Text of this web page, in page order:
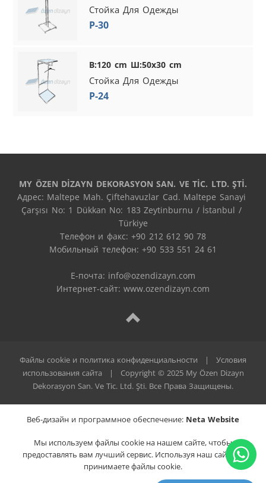
Стойка Для Одежды
P-30
В:120 cm Ш:50x30 cm
Стойка Для Одежды
P-24
MY ÖZEN DİZAYN DEKORASYON SAN. VE TİC. LTD. ŞTİ.
Адрес: Maltepe Mah. Çiftehavuzlar Cad. Maltepe Sanayi
Çarşısı No: 1 Dükkan No: 183 Zeytinburnu / İstanbul /
Türkiye
Телефон и факс: +90 212 612 90 78
Мобильный телефон: +90 533 551 24 61
E-почта: info@ozendizayn.com
Интернет-сайт: www.ozendizayn.com
Файлы cookie и политика конфиденциальности |
Условия
использования сайта
|
Copyright © 2025 My Özen Dizayn
Dekorasyon San. Ve Tic. Ltd. Şti. Все Права Защищены.
Веб-дизайн и программное обеспечение: Neta Website
Мы используем файлы cookie на нашем сайте, чтобы
предоставлять вам лучший сервис. Используя наш сайт, вы
принимаете файлы cookie.